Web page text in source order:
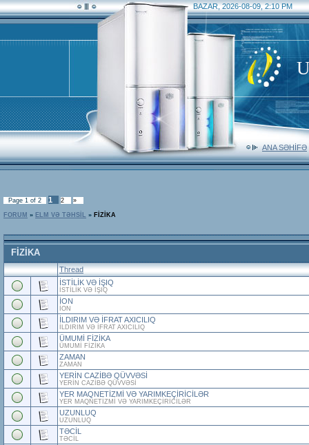
BAZAR, 2026-08-09, 2:10 PM
ANA SƏHİFƏ
Page 1 of 2 1 2 »
FORUM » ELM VƏ TƏHSİL » FİZİKA
FİZİKA
Thread
İSTİLİK VƏ İŞIQ
İSTİLİK VƏ İŞIQ
İON
İON
İLDIRIM VƏ İFRAT AXICILIQ
İLDIRIM VƏ İFRAT AXICILIQ
ÜMUMİ FİZİKA
ÜMUMİ FİZİKA
ZAMAN
ZAMAN
YERİN CAZİBƏ QÜVVƏSİ
YERİN CAZİBƏ QÜVVƏSİ
YER MAQNETİZMİ VƏ YARIMKEÇİRİCİLƏR
YER MAQNETİZMİ VƏ YARIMKEÇİRİCİLƏR
UZUNLUQ
UZUNLUQ
TƏCİL
TƏCİL